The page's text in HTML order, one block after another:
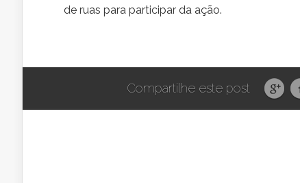
de ruas para participar da ação.
Compartilhe este post